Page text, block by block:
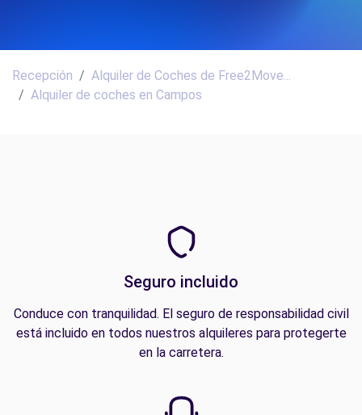
Recepción
Alquiler de Coches de Free2Move...
Alquiler de coches en Campos
Seguro incluido
Conduce con tranquilidad. El seguro de responsabilidad civil
está incluido en todos nuestros alquileres para protegerte
en la carretera.